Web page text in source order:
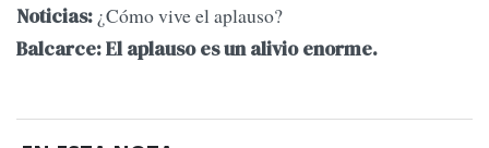
Noticias: ¿Cómo vive el aplauso?
Balcarce: El aplauso es un alivio enorme.